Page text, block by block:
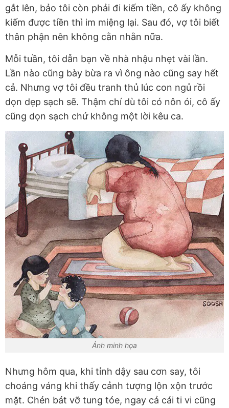
gắt lên, bảo tôi còn phải đi kiếm tiền, cô ấy không
kiếm được tiền thì im miệng lại. Sau đó, vợ tôi biết
thân phận nên không cằn nhằn nữa.
Mỗi tuần, tôi dẫn bạn về nhà nhậu nhẹt vài lần.
Lần nào cũng bày bừa ra vì ông nào cũng say hết
cả. Nhưng vợ tôi đều tranh thủ lúc con ngủ rồi
dọn dẹp sạch sẽ. Thậm chí dù tôi có nôn ói, cô ấy
cũng dọn sạch chứ không một lời kêu ca.
Ảnh minh họa
Nhưng hôm qua, khi tỉnh dậy sau cơn say, tôi
choáng váng khi thấy cảnh tượng lộn xộn trước
mặt. Chén bát vỡ tung tóe, ngay cả cái ti vi cũng